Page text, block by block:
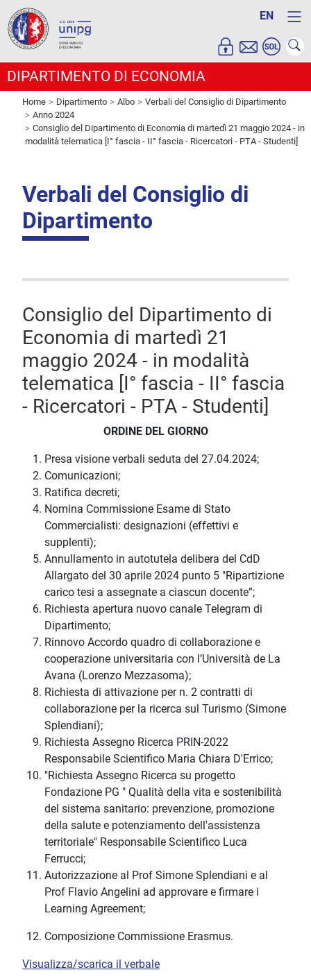
EN
DIPARTIMENTO DI ECONOMIA
Home Dipartimento Albo
Verbali del Consiglio di Dipartimento
Anno 2024
Consiglio del Dipartimento di Economia di martedì 21 maggio 2024 - in
modalità telematica [I° fascia - II° fascia - Ricercatori - PTA - Studenti]
Verbali del Consiglio di
Dipartimento
Consiglio del Dipartimento di
Economia di martedì 21
maggio 2024 - in modalità
telematica [I° fascia - II° fascia
- Ricercatori - PTA - Studenti]
ORDINE DEL GIORNO
Presa visione verbali seduta del 27.04.2024;
Comunicazioni;
Ratifica decreti;
Nomina Commissione Esame di Stato
Commercialisti: designazioni (effettivi e
supplenti);
Annullamento in autotutela delibera del CdD
Allargato del 30 aprile 2024 punto 5 "Ripartizione
carico tesi a assegnate a ciascun docente”;
Richiesta apertura nuovo canale Telegram di
Dipartimento;
Rinnovo Accordo quadro di collaborazione e
cooperazione universitaria con l’Università de La
Avana (Lorenzo Mezzasoma);
Richiesta di attivazione per n. 2 contratti di
collaborazione per la ricerca sul Turismo (Simone
Splendiani);
Richiesta Assegno Ricerca PRIN-2022
Responsabile Scientifico Maria Chiara D'Errico;
"Richiesta Assegno Ricerca su progetto
Fondazione PG " Qualità della vita e sostenibilità
del sistema sanitario: prevenzione, promozione
della salute e potenziamento dell'assistenza
territoriale" Responsabile Scientifico Luca
Ferrucci;
Autorizzazione al Prof Simone Splendiani e al
Prof Flavio Angelini ad approvare e firmare i
Learning Agreement;
Composizione Commissione Erasmus.
Visualizza/scarica il verbale